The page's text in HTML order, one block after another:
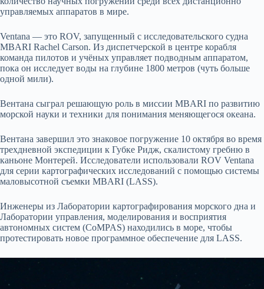
управляемых аппаратов в мире.
Ventana — это ROV, запущенный с исследовательского судна
MBARI Rachel Carson. Из диспетчерской в ​​центре корабля
команда пилотов и учёных управляет подводным аппаратом,
пока он исследует воды на глубине 1800 метров (чуть больше
одной мили).
Вентана сыграл решающую роль в миссии MBARI по развитию
морской науки и техники для понимания меняющегося океана.
Вентана завершил это знаковое погружение 10 октября во время
трехдневной экспедиции к Губке Ридж, скалистому гребню в
каньоне Монтерей. Исследователи использовали ROV Ventana
для серии картографических исследований с помощью системы
маловысотной съемки MBARI (LASS).
Инженеры из Лаборатории картографирования морского дна и
Лаборатории управления, моделирования и восприятия
автономных систем (CoMPAS) находились в море, чтобы
протестировать новое программное обеспечение для LASS.